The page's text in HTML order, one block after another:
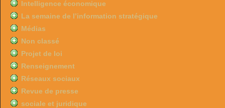
Intelligence économique
La semaine de l’information stratégique
Médias
Non classé
Projet de loi
Renseignement
Réseaux sociaux
Revue de presse
sociale et juridique